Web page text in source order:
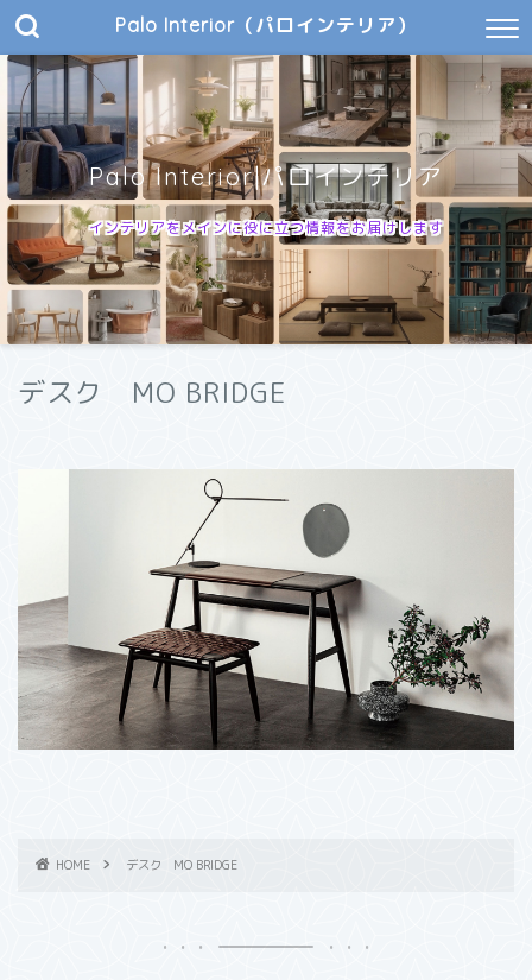
Palo Interior（パロインテリア）
Palo Interior|パロインテリア
インテリアをメインに役に立つ情報をお届けします
デスク MO BRIDGE
HOME デスク MO BRIDGE